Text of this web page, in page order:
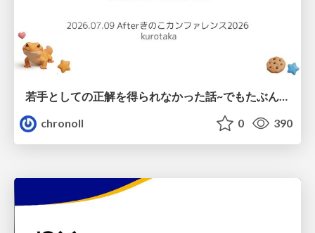
chronoll
0 390